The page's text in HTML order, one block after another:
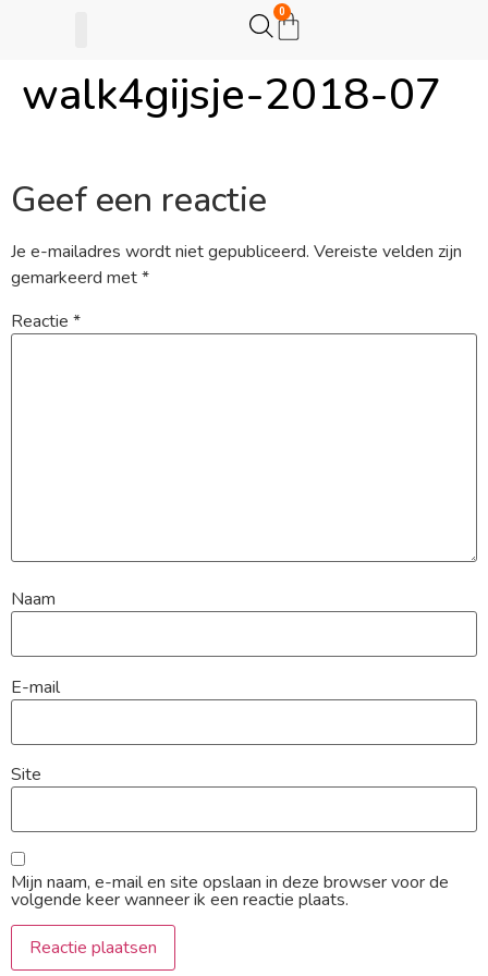
0
walk4gijsje-2018-07
Geef een reactie
Je e-mailadres wordt niet gepubliceerd. Vereiste velden zijn
gemarkeerd met*
Reactie *
Naam
E-mail
Site
Mijn naam, e-mail en site opslaan in deze browser voor de
volgende keer wanneer ik een reactie plaats.